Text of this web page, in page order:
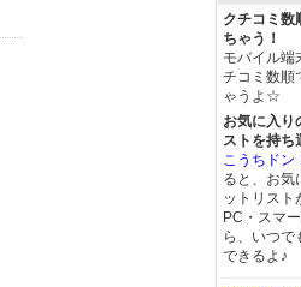
クチコミ数
ちゃう！
モバイル端
チコミ数順
ゃうよ☆
お気に入り
ストを持ち
こうちドン
ると、お気
ットリスト
PC・スマ
ら、いつで
できるよ♪